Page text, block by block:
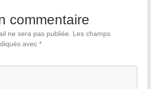
commentaire
ne sera pas publiée.
Les champs
avec *